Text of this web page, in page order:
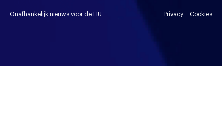
Onafhankelijk nieuws voor de HU Privacy Cookies